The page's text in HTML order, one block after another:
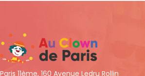
Paris 11ème, 160 Avenue Ledru Rollin